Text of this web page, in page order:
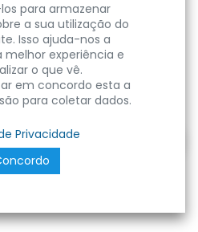
BLACK 6400K
para armazenar
a sua utilização do
Isso ajuda-nos a
experiência e
o que vê.
em concordo esta a
para coletar dados.
Privacidade